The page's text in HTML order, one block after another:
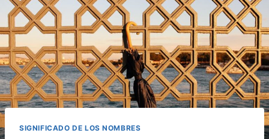
SIGNIFICADO DE LOS NOMBRES